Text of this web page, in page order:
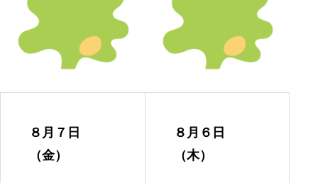
８月７日
（金）
８月６日
（木）